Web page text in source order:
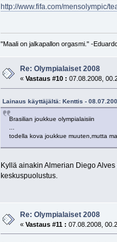
http://www.fifa.com/mensolympic/
"Maali on jalkapallon orgasmi." -
Re: Olympialaiset 2008
«Vastaus #10 : 07.08.2008,
Lainaus käyttäjältä: Kenttis -
Brasilian joukkue olympialaisiin
...
todella kova joukkue muuten,mutta
Kyllä ainakin Almerian Diego
keskuspuolustus.
Re: Olympialaiset 2008
«Vastaus #11 : 07.08.2008,